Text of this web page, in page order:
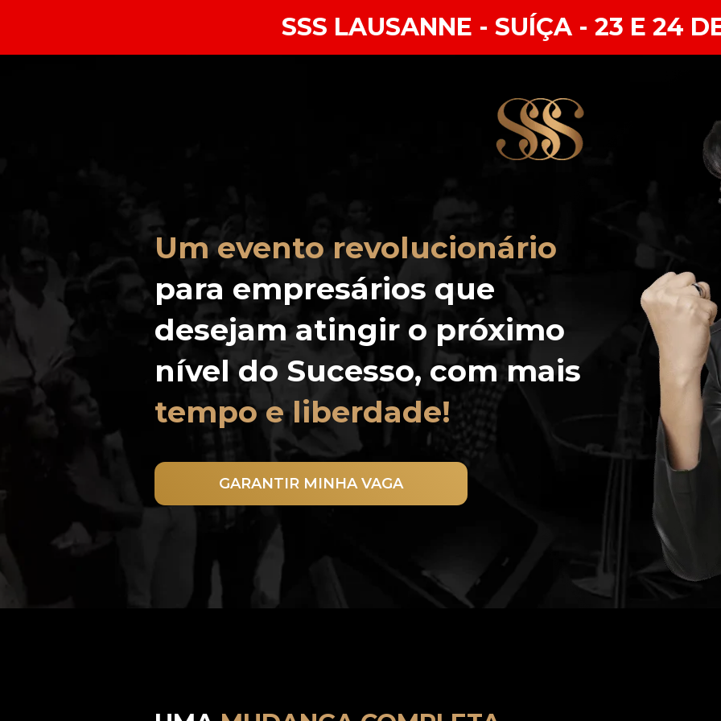
SSS LAUSANNE - SUÍÇA - 23 E 24
Um evento revolucionário
para empresários que
desejam atingir o próximo
tempo e liberdade!
GARANTIR MINHA VAGA